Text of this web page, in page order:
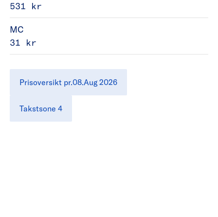
531 kr
MC
31 kr
Prisoversikt pr.08.Aug 2026
Takstsone 4